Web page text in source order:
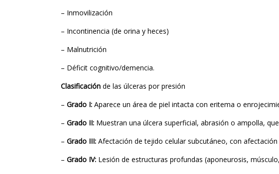
– Inmovilización
– Incontinencia (de orina y heces)
– Malnutrición
– Déficit cognitivo/demencia.
Clasificación de las úlceras por presión
– Grado I: Aparece un área de piel intacta con eritema o
– Grado II: Muestran una úlcera superficial, abrasión o ampolla,
– Grado III: Afectación de tejido celular subcutáneo, con
– Grado IV: Lesión de estructuras profundas (aponeurosis,